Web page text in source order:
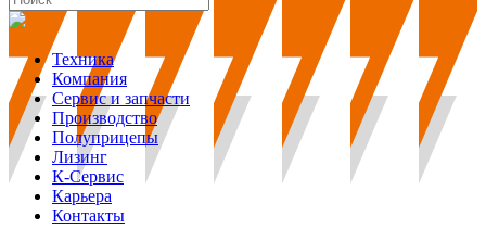
Техника
Компания
Сервис и запчасти
Производство
Полуприцепы
Лизинг
К-Сервис
Карьера
Контакты